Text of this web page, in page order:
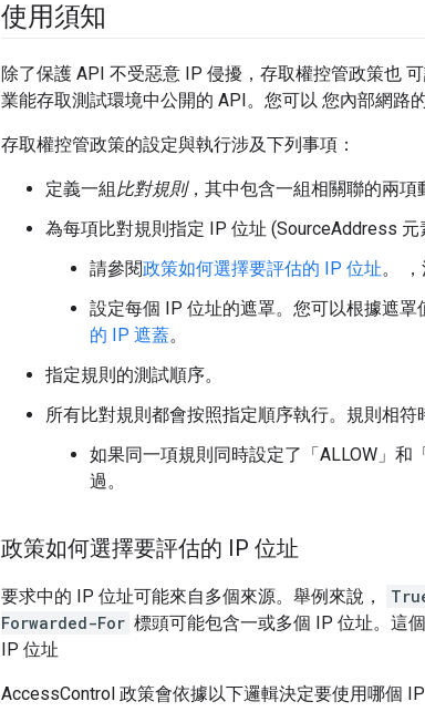
使用須知
除了保護 API 不受惡意 IP 侵擾，存取權控管政策也
業能存取測試環境中公開的 API。您可以 您內部網路
存取權控管政策的設定與執行涉及下列事項：
定義一組比對規則，其中包含一組相關聯的兩項
為每項比對規則指定 IP 位址 (SourceAddress 元
請參閱政策如何選擇要評估的 IP 位址。
設定每個 IP 位址的遮罩。您可以根據遮
的 IP 遮蓋。
指定規則的測試順序。
所有比對規則都會按照指定順序執行。規則相符
如果同一項規則同時設定了「ALLOW」和
過。
政策如何選擇要評估的 IP 位址
要求中的 IP 位址可能來自多個來源。舉例來說，
Forwarded-For 標頭可能包含一或多個 IP 位址。這
IP 位址
AccessControl 政策會依據以下邏輯決定要使用哪個 IP